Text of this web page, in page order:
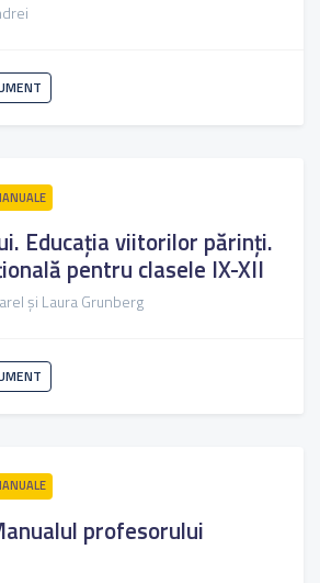
Educația viitorilor părinți.
pentru clasele IX-XII
și Laura Grunberg
profesorului